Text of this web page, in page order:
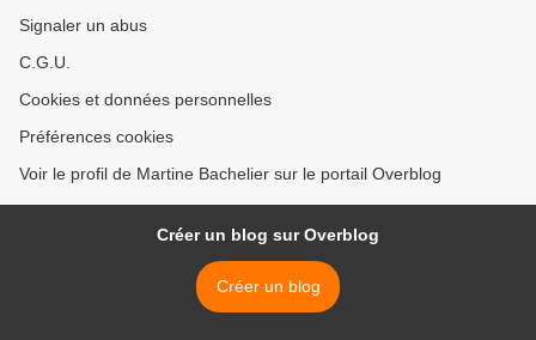
Signaler un abus
C.G.U.
Cookies et données personnelles
Préférences cookies
Voir le profil de Martine Bachelier sur le portail Overblog
Créer un blog sur Overblog
Créer un blog